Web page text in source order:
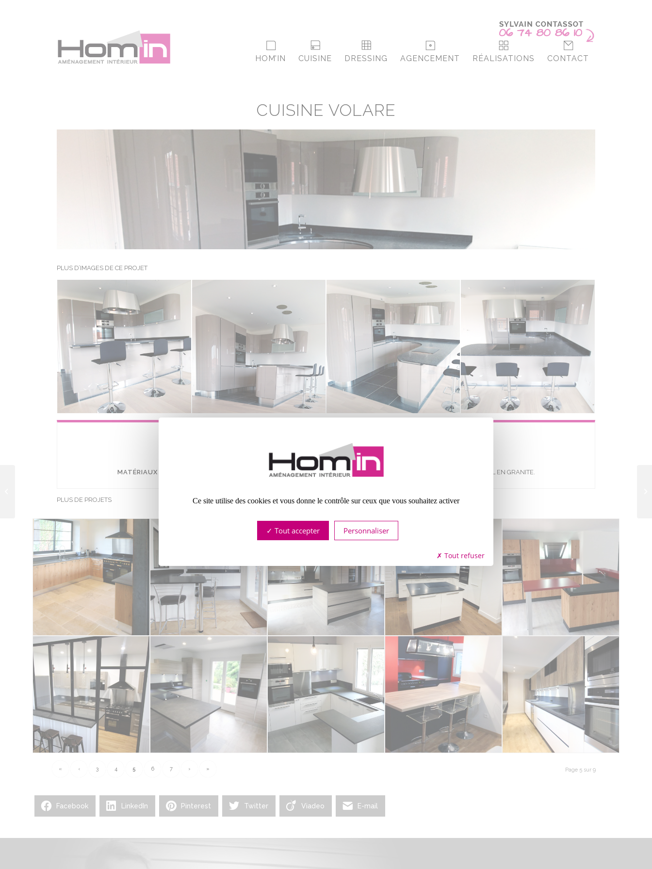
HOM’IN CUISINE DRESSING AGENCEMENT RÉALISATIONS CONTACT
CUISINE VOLARE
PLUS D’IMAGES DE CE PROJET
: FAÇADES GRIS TOURTERELLE, PLANS SILVER GREY
MATÉRIAUX UTILISÉS : PORTES EN LAQUE FINITION BRILLANTE SUR PANNEAU MDF ÉPAISSEUR 22 MM ET PLAN DE TRAVAIL EN GRANITE.
PLUS DE PROJETS
Page 5 sur 9
« ‹ 3 4 5 6 7 › »
Facebook LinkedIn Pinterest Twitter Viadeo E-mail
Ce site utilise des cookies et vous donne le contrôle sur ceux que vous souhaitez activer
Tout accepter
Tout refuser
Personnaliser